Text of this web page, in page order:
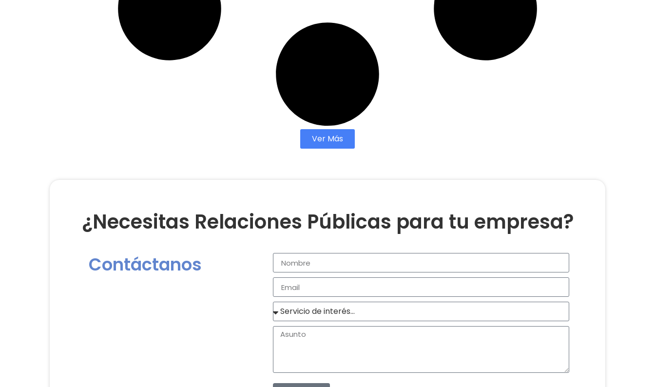
Ver Más
¿Necesitas Relaciones Públicas para tu empresa?
Contáctanos